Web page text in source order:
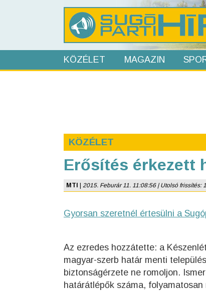
KÖZÉLET MAGAZIN
KÖZÉLET
Erősítés érkezett
MTI 2015. Feburár 11. 11:08:56 | Utolsó frissítés:
Gyorsan szeretnél értesülni a
Az ezredes hozzátette: a
magyar-szerb határ menti
biztonságérzete ne romoljon.
határátlépők száma,